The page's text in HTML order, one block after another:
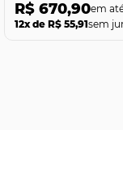
R$ 670,90
12x de R$ 55,91sem